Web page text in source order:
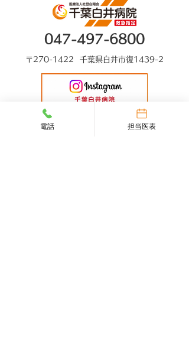
047-497-6800
〒270-1422 千葉県白井市復1439-2
電話 担当医表